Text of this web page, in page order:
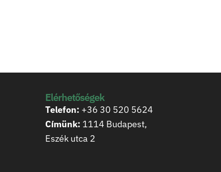
Elérhetőségek
Telefon: +36 30 520 5624
Címünk: 1114 Budapest,
Eszék utca 2